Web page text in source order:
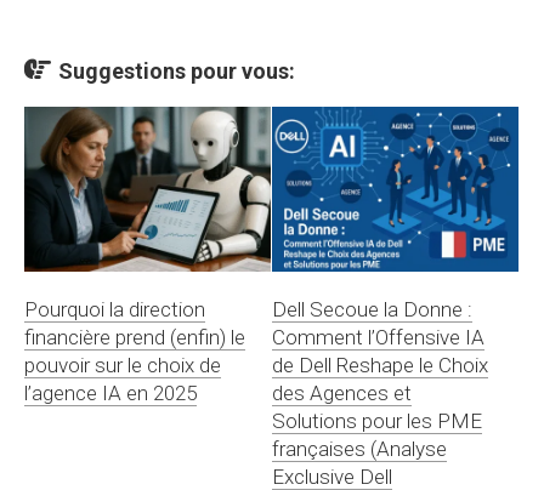
Suggestions pour vous:
Pourquoi la direction
financière prend (enfin) le
pouvoir sur le choix de
l’agence IA en 2025
Dell Secoue la Donne :
Comment l’Offensive IA
de Dell Reshape le Choix
des Agences et
Solutions pour les PME
françaises (Analyse
Exclusive Dell